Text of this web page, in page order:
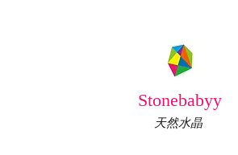
Stonebabyy
天然水晶